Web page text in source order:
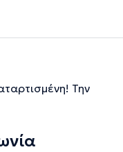
Την